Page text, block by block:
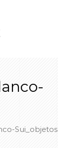
Sui_objetos